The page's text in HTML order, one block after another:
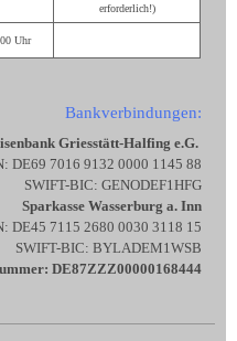
erforderlich!)
Uhr
Bankverbindungen:
Griesstätt-Halfing e.G.
DE69 7016 9132 0000 1145 88
SWIFT-BIC: GENODEF1HFG
Sparkasse Wasserburg a. Inn
DE45 7115 2680 0030 3118 15
SWIFT-BIC: BYLADEM1WSB
DE87ZZZ00000168444